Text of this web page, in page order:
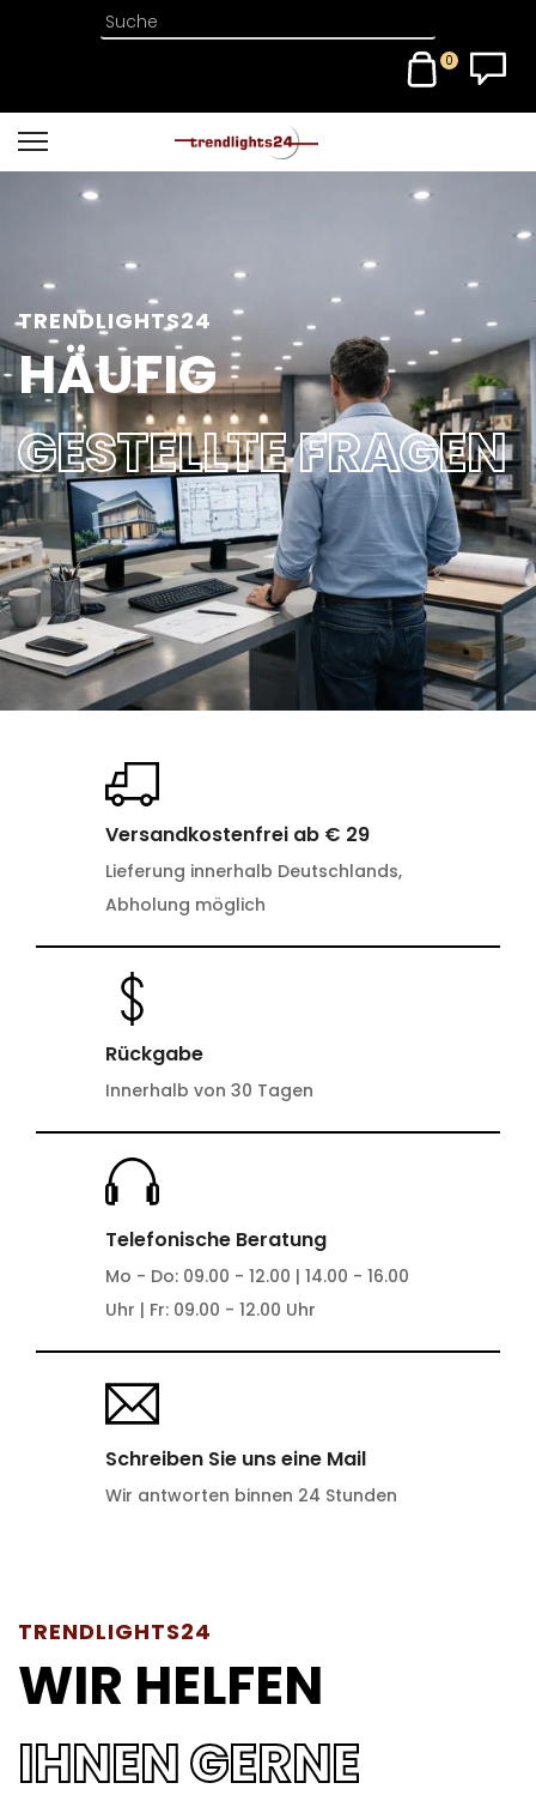
0
TRENDLIGHTS24
HÄUFIG
GESTELLTE FRAGEN
Versandkostenfrei ab € 29
Lieferung innerhalb Deutschlands,
Abholung möglich
Rückgabe
Innerhalb von 30 Tagen
Telefonische Beratung
Mo - Do: 09.00 - 12.00 | 14.00 - 16.00
Uhr | Fr: 09.00 - 12.00 Uhr
Schreiben Sie uns eine Mail
Wir antworten binnen 24 Stunden
TRENDLIGHTS24
WIR HELFEN
IHNEN GERNE